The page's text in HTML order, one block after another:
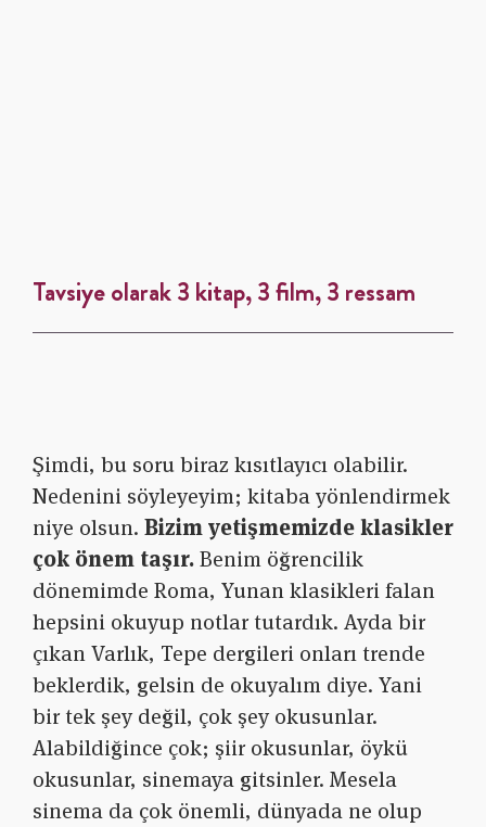
Tavsiye olarak 3 kitap, 3 film, 3 ressam
Şimdi, bu soru biraz kısıtlayıcı olabilir.
Nedenini söyleyeyim; kitaba yönlendirmek
niye olsun. Bizim yetişmemizde klasikler
çok önem taşır.Benim öğrencilik
dönemimde Roma, Yunan klasikleri falan
hepsini okuyup notlar tutardık. Ayda bir
çıkan Varlık, Tepe dergileri onları trende
beklerdik, gelsin de okuyalım diye. Yani
bir tek şey değil, çok şey okusunlar.
Alabildiğince çok; şiir okusunlar, öykü
okusunlar, sinemaya gitsinler. Mesela
sinema da çok önemli, dünyada ne olup